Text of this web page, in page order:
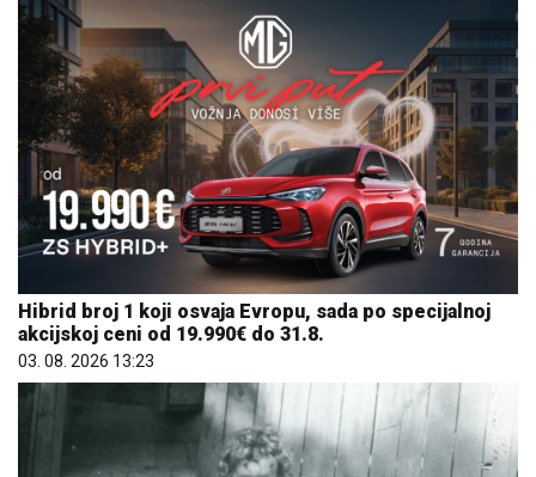
Hibrid broj 1 koji osvaja Evropu, sada po specijalnoj
akcijskoj ceni od 19.990€ do 31.8.
03. 08. 2026 13:23